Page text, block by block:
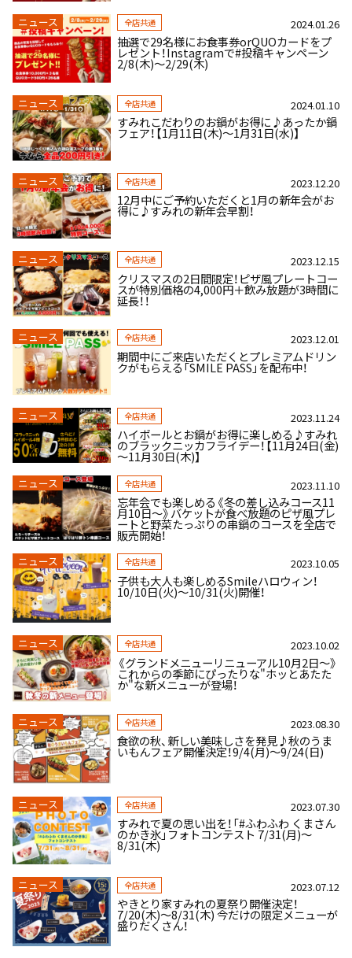
ニュース 全店共通 2024.01.26
抽選で29名様にお食事券orQUOカードをプ
レゼント！Instagramで#投稿キャンペーン
2/8(木)～2/29(木)
ニュース 全店共通 2024.01.10
すみれこだわりのお鍋がお得に♪あったか鍋
フェア！【1月11日(木)～1月31日(水)】
ニュース 全店共通 2023.12.20
12月中にご予約いただくと1月の新年会がお
得に♪すみれの新年会早割！
ニュース 全店共通 2023.12.15
クリスマスの2日間限定！ピザ風プレートコー
スが特別価格の4,000円＋飲み放題が3時間に
延長！！
ニュース 全店共通 2023.12.01
期間中にご来店いただくとプレミアムドリン
クがもらえる「SMILE PASS」を配布中！
ニュース 全店共通 2023.11.24
ハイボールとお鍋がお得に楽しめる♪すみれ
のブラックニッカフライデー！【11月24日(金)
～11月30日(木)】
ニュース 全店共通 2023.11.10
忘年会でも楽しめる《冬の差し込みコース11
月10日～》バケットが食べ放題のピザ風プレ
ートと野菜たっぷりの串鍋のコースを全店で
販売開始！
ニュース 全店共通 2023.10.05
子供も大人も楽しめるSmileハロウィン！
10/10日(火)～10/31(火)開催！
ニュース 全店共通 2023.10.02
《グランドメニューリニューアル10月2日～》
これからの季節にぴったりな"ホッとあたた
か"な新メニューが登場！
ニュース 全店共通 2023.08.30
食欲の秋、新しい美味しさを発見♪秋のうま
いもんフェア開催決定！9/4(月)～9/24(日)
ニュース 全店共通 2023.07.30
すみれで夏の思い出を！「#ふわふわ くまさん
のかき氷」フォトコンテスト 7/31(月)～
8/31(木)
ニュース 全店共通 2023.07.12
やきとり家すみれの夏祭り開催決定！
7/20(木)～8/31(木) 今だけの限定メニューが
盛りだくさん！